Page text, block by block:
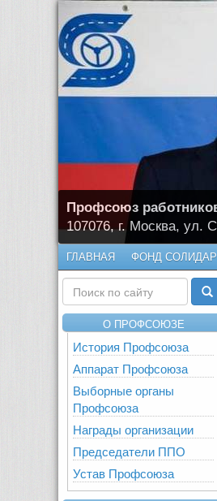
Профсоюз
107076, г. Москва, ул.
ГЛАВНАЯ ФОНД
О ПРОФСОЮЗЕ
История Профсоюза
Аппарат Профсоюза
Выборные органы
Профсоюза
Награды организации
Председатели ППО
Устав Профсоюза